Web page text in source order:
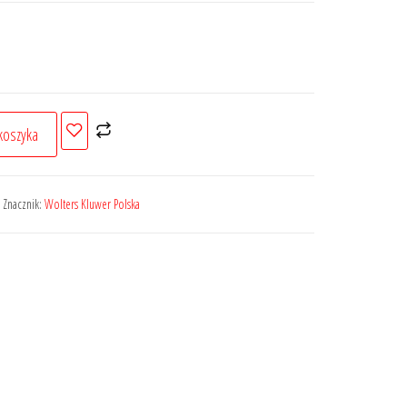
Znacznik: Wolters Kluwer Polska